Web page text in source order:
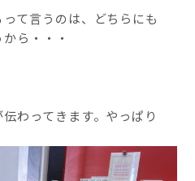
て言うのは、どちらにも
ら・・・
わってきます。やっぱり